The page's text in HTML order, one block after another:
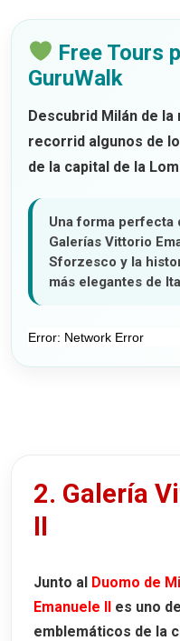
Free Tours
GuruWalk
Descubrid Milán de
recorrid algunos de
de la capital de la
Una forma perfecta
Galerías Vittorio
Sforzesco y la
más elegantes de
2. Galería
II
Junto al Duomo de
Emanuele II es uno
emblemáticos de la